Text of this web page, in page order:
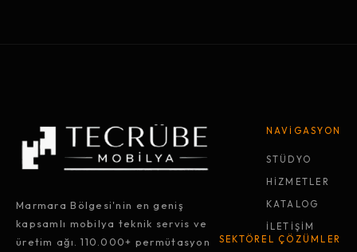
Marmara Bölgesi'nin en geniş
kapsamlı mobilya teknik servis ve
üretim ağı. 110.000+ permütasyon
NAVİGASYON
STÜDYO
HİZMETLER
KATALOG
İLETİŞİM
SEKTÖREL ÇÖZÜMLER